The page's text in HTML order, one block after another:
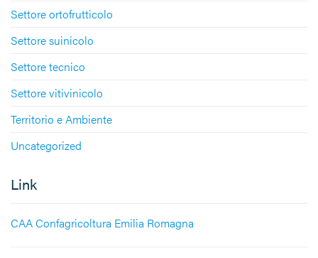
Settore ortofrutticolo
Settore suinicolo
Settore tecnico
Settore vitivinicolo
Territorio e Ambiente
Uncategorized
Link
CAA Confagricoltura Emilia Romagna